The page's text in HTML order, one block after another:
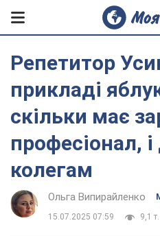
Репетитор
прикладі
скільки має
професіонал,
колегам
Ольга Випирайленко
15.07.2025 07:59 9,1 т.